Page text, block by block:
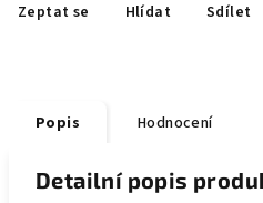
Zeptat se Hlídat Sdílet
Popis Hodnocení
Detailní popis